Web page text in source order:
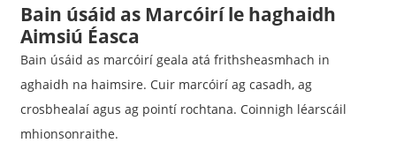
Bain úsáid as Marcóirí le haghaidh
Aimsiú Éasca
Bain úsáid as marcóirí geala atá frithsheasmhach in
aghaidh na haimsire. Cuir marcóirí ag casadh, ag
crosbhealaí agus ag pointí rochtana. Coinnigh léarscáil
mhionsonraithe.